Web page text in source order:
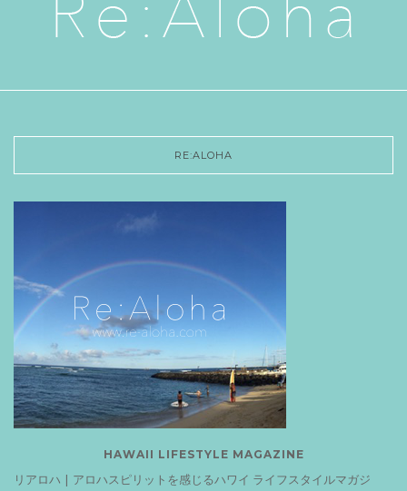
RE:ALOHA
HAWAII LIFESTYLE MAGAZINE
リアロハ | アロハスピリットを感じるハワイ ライフスタイルマガジ